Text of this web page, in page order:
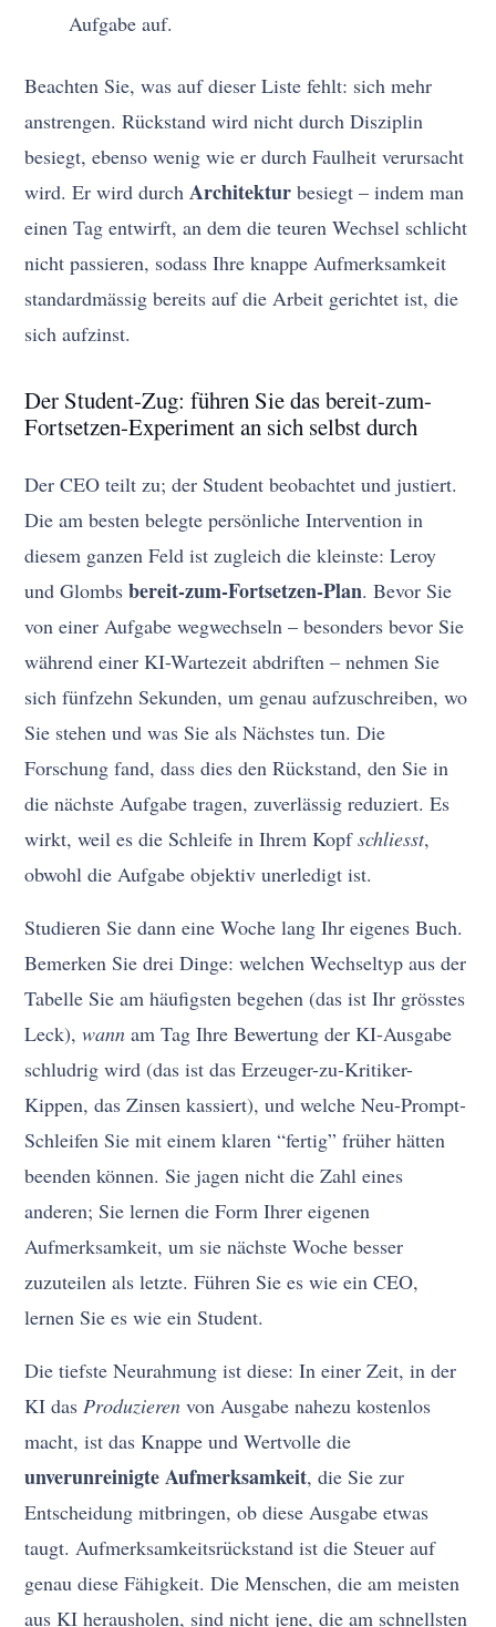
Aufgabe auf.
Beachten Sie, was auf dieser Liste fehlt: sich mehr
anstrengen. Rückstand wird nicht durch Disziplin
besiegt, ebenso wenig wie er durch Faulheit verursacht
wird. Er wird durchArchitektur besiegt – indem man
einen Tag entwirft, an dem die teuren Wechsel schlicht
nicht passieren, sodass Ihre knappe Aufmerksamkeit
standardmässig bereits auf die Arbeit gerichtet ist, die
sich aufzinst.
Der Student-Zug: führen Sie das bereit-zum-
Fortsetzen-Experiment an sich selbst durch
Der CEO teilt zu; der Student beobachtet und justiert.
Die am besten belegte persönliche Intervention in
diesem ganzen Feld ist zugleich die kleinste: Leroy
und Glombsbereit-zum-Fortsetzen-Plan. Bevor Sie
von einer Aufgabe wegwechseln – besonders bevor Sie
während einer KI-Wartezeit abdriften – nehmen Sie
sich fünfzehn Sekunden, um genau aufzuschreiben, wo
Sie stehen und was Sie als Nächstes tun. Die
Forschung fand, dass dies den Rückstand, den Sie in
die nächste Aufgabe tragen, zuverlässig reduziert. Es
wirkt, weil es die Schleife in Ihrem Kopfschliesst,
obwohl die Aufgabe objektiv unerledigt ist.
Studieren Sie dann eine Woche lang Ihr eigenes Buch.
Bemerken Sie drei Dinge: welchen Wechseltyp aus der
Tabelle Sie am häufigsten begehen (das ist Ihr grösstes
Leck),wann am Tag Ihre Bewertung der KI-Ausgabe
schludrig wird (das ist das Erzeuger-zu-Kritiker-
Kippen, das Zinsen kassiert), und welche Neu-Prompt-
Schleifen Sie mit einem klaren “fertig” früher hätten
beenden können. Sie jagen nicht die Zahl eines
anderen; Sie lernen die Form Ihrer eigenen
Aufmerksamkeit, um sie nächste Woche besser
zuzuteilen als letzte. Führen Sie es wie ein CEO,
lernen Sie es wie ein Student.
Die tiefste Neurahmung ist diese: In einer Zeit, in der
KI dasProduzieren von Ausgabe nahezu kostenlos
macht, ist das Knappe und Wertvolle die
unverunreinigte Aufmerksamkeit, die Sie zur
Entscheidung mitbringen, ob diese Ausgabe etwas
taugt. Aufmerksamkeitsrückstand ist die Steuer auf
genau diese Fähigkeit. Die Menschen, die am meisten
aus KI herausholen, sind nicht jene, die am schnellsten